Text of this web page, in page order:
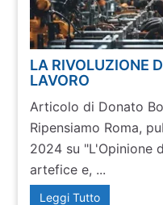
LA RIVOLUZIONE
LAVORO
Articolo di Donato
Ripensiamo Roma,
2024 su "L'Opinione
artefice e, ...
Leggi Tutto